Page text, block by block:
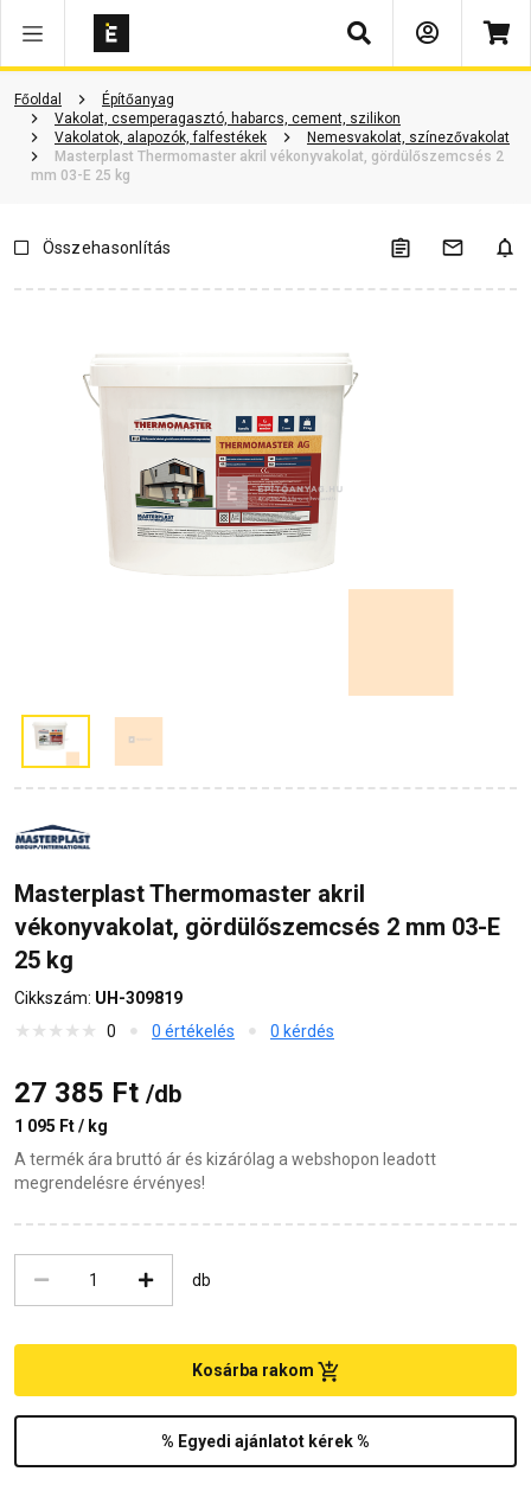
Keresés
Főoldal
Építőanyag
Vakolat, csemperagasztó, habarcs, cement, szilikon
Vakolatok, alapozók, falfestékek
Nemesvakolat, színezővakolat
Masterplast Thermomaster akril vékonyvakolat, gördülőszemcsés 2
mm 03-E 25 kg
Vásárlói vélemények Kérdések és válaszok Kapcsolódó cikkek
Összehasonlítás
Masterplast Thermomaster akril
vékonyvakolat, gördülőszemcsés 2 mm 03-E
25 kg
Cikkszám: UH-309819
0
0 értékelés 0 kérdés
27 385 Ft /db
1 095 Ft / kg
A termék ára bruttó ár és kizárólag a webshopon leadott
megrendelésre érvényes!
db
% Egyedi ajánlatot kérek %
Kosárba rakom